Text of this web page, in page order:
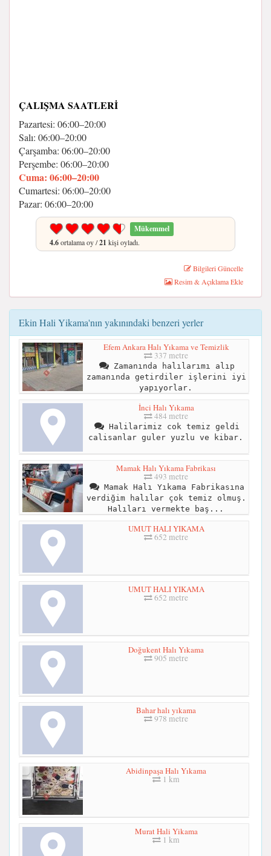
ÇALIŞMA SAATLERI
Pazartesi: 06:00–20:00
Salı: 06:00–20:00
Çarşamba: 06:00–20:00
Perşembe: 06:00–20:00
Cuma: 06:00–20:00
Cumartesi: 06:00–20:00
Pazar: 06:00–20:00
Mükemmel
4.6ortalama oy /21 kişi oyladı.
Bilgileri Güncelle
Resim & Açıklama Ekle
Ekin Hali Yikama'nın yakınındaki benzeri yerler
Efem Ankara Halı Yıkama ve Temizlik
337 metre
Zamanında halılarımı alıp
zamanında getirdiler işlerini iyi
yapıyorlar.
İnci Halı Yıkama
484 metre
Halilarimiz cok temiz geldi
calisanlar guler yuzlu ve kibar.
Mamak Halı Yıkama Fabrikası
493 metre
Mamak Halı Yıkama Fabrikasına
verdiğim halılar çok temiz olmuş.
Halıları vermekte baş...
UMUT HALI YIKAMA
652 metre
UMUT HALI YIKAMA
652 metre
Doğukent Halı Yıkama
905 metre
Bahar halı yıkama
978 metre
Abidinpaşa Halı Yıkama
1 km
Murat Hali Yikama
1 km